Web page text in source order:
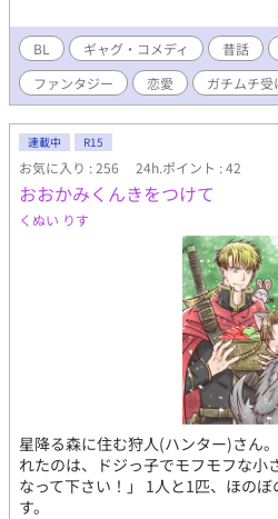
BL ギャグ・コメディ 昔話
ファンタジー
恋愛 ガチムチ受
連載中 R15
お気に入り : 256 24h.ポイント : 42
おおかみくんきをつけて
くぬい りす
星降る森に住む狩人(ハンター)さん
れたのは、ドジっ子でモフモフな小
なって下さい！」 1人と1匹、ほの
す。